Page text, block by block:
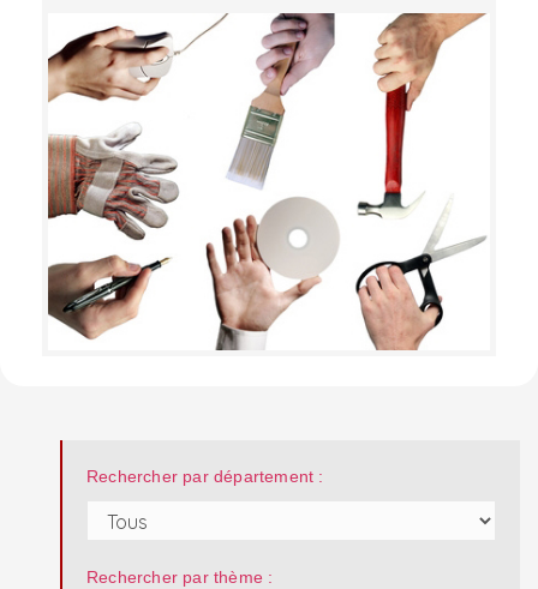
Rechercher par département :
Rechercher par thème :